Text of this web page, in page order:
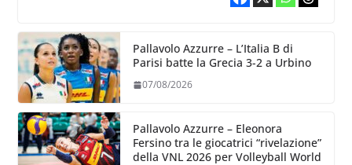
Pallavolo Azzurre – L’Italia B di
Parisi batte la Grecia 3-2 a Urbino
07/08/2026
Pallavolo Azzurre – Eleonora
Fersino tra le giocatrici “rivelazione”
della VNL 2026 per Volleyball World